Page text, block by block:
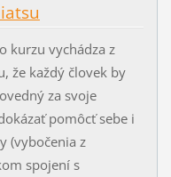
kurzu vychádza z
že každý človek by
za svoje
pomôcť sebe i
(vybočenia z
spojení s